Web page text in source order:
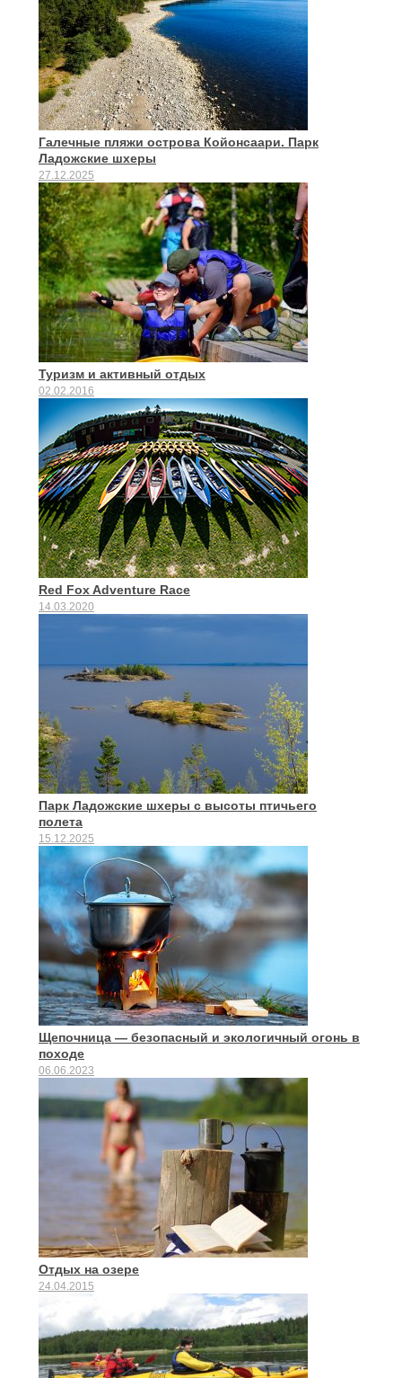
Галечные пляжи острова Койонсаари. Парк
Ладожские шхеры
27.12.2025
Туризм и активный отдых
02.02.2016
Red Fox Adventure Race
14.03.2020
Парк Ладожские шхеры с высоты птичьего
полета
15.12.2025
Щепочница — безопасный и экологичный огонь в
походе
06.06.2023
Отдых на озере
24.04.2015